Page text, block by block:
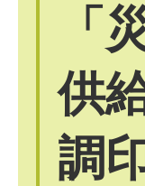
「
供
調